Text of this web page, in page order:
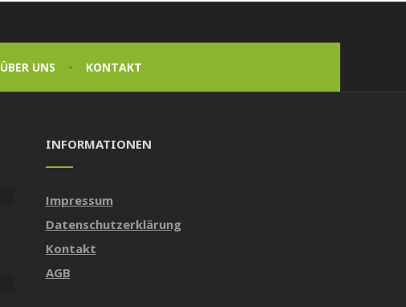
ÜBER UNS KONTAKT
INFORMATIONEN
Impressum
Datenschutzerklärung
Kontakt
AGB